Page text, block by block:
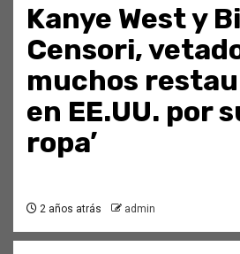
Kanye West y
Censori,
muchos
en EE.UU. por
ropa’
2 años atrás admin